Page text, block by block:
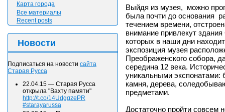
Выйдя из музея, можно
была почти до основания
течением времени,
внимание привлекут
которых в наши дни
экспозиция музея
Преображенского собора,
середина 12 века.
уникальными экспонатами:
камня, дерева,
предметами.
Достаточно пройти совсем
Карта города
Все материалы
Recent posts
Новости
Подписаться на новости сайта
Старая Русса
22.04.15 — Старая Русса
открыла "Вахту памяти"
http://t.co/14UdggzePR
#starayarussa